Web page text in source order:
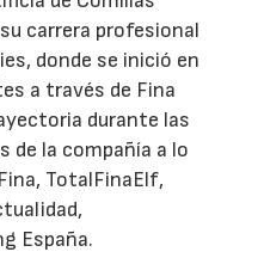
carrera profesional
donde se inició en
a través de Fina
durante las
de la compañía a lo
TotalFinaElf,
España.